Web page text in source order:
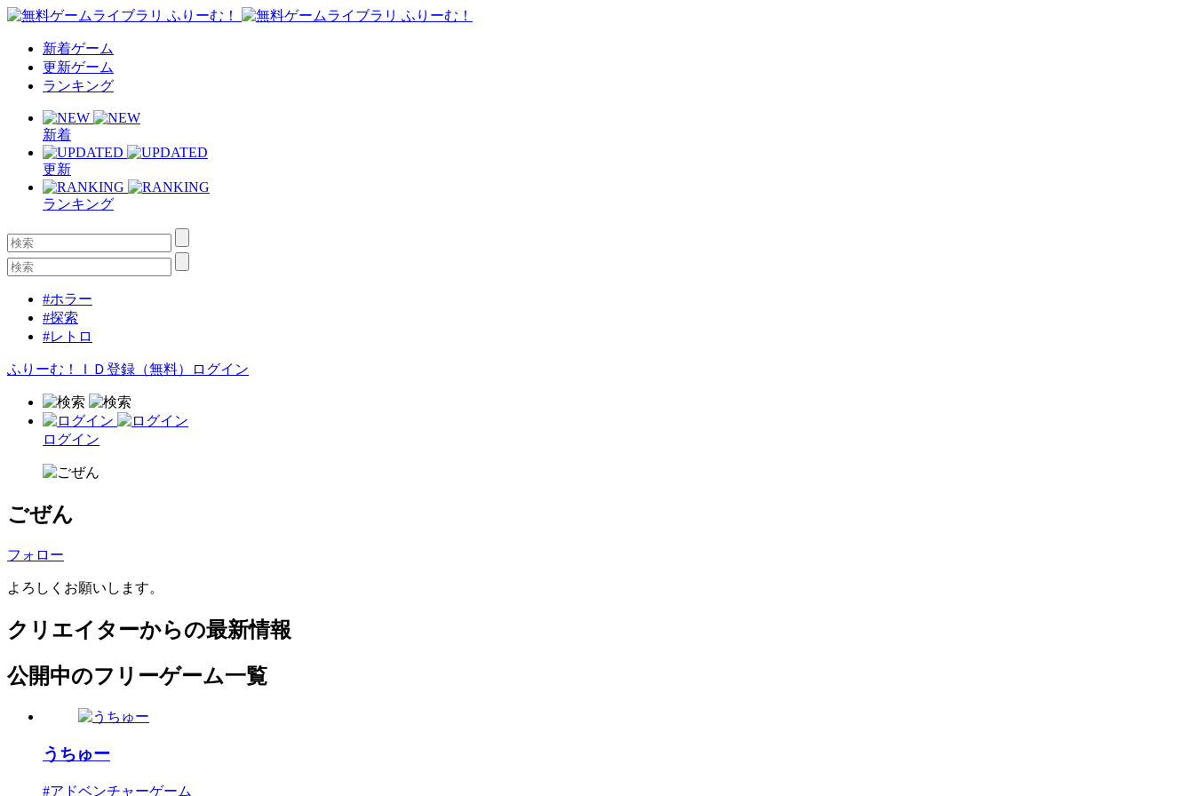
新着ゲーム
更新ゲーム
ランキング
新着
更新
ランキング
#ホラー
#探索
#レトロ
ふりーむ！ＩＤ登録（無料） ログイン
ログイン
ごぜん
フォロー
よろしくお願いします。
クリエイターからの最新情報
公開中のフリーゲーム一覧
うちゅー
#アドベンチャーゲーム